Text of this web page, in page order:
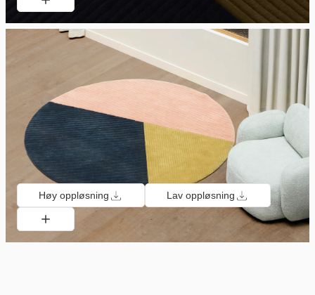
Høy oppløsning Lav oppløsning